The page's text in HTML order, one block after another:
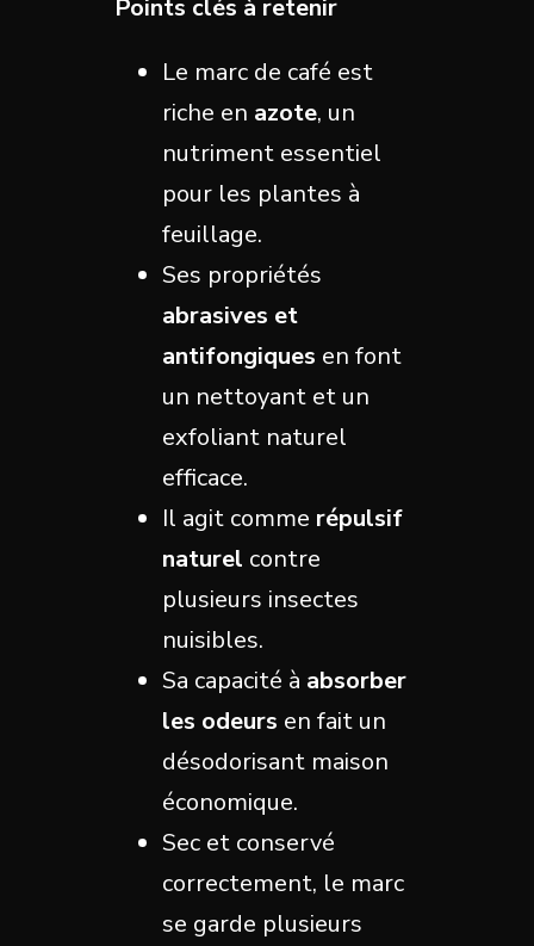
Points clés à retenir
Le marc de café est
riche en azote, un
nutriment essentiel
pour les plantes à
feuillage.
Ses propriétés
abrasives et
antifongiques en font
un nettoyant et un
exfoliant naturel
efficace.
Il agit comme répulsif
naturel contre
plusieurs insectes
nuisibles.
Sa capacité à absorber
les odeurs en fait un
désodorisant maison
économique.
Sec et conservé
correctement, le marc
se garde plusieurs